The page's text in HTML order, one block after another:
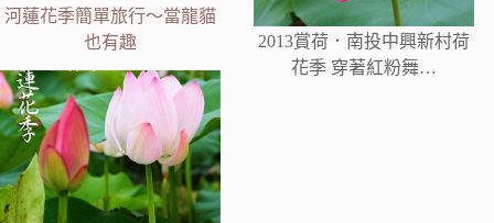
河蓮花季簡單旅行～當龍貓
也有趣
2013賞荷．南投中興新村荷
花季 穿著紅粉舞…